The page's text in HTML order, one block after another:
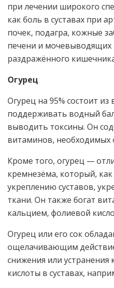
при лечении широкого
как боль в суставах при
почек, подагра, кожные
печени и мочевыводящих
раздражённого
Огурец
Огурец на 95% состоит
поддерживать водный
выводить токсины. Он
витаминов, необходимых
Кроме того, огурец —
кремнезёма, который, как
укреплению суставов,
ткани. Он также богат
кальцием, фолиевой
Огурец или его сок
ощелачивающим
снижения или
кислоты в суставах,